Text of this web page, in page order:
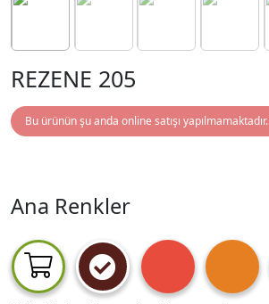
REZENE 205
Bu ürünün şu anda online satışı yapılmamaktadır.
Ana Renkler